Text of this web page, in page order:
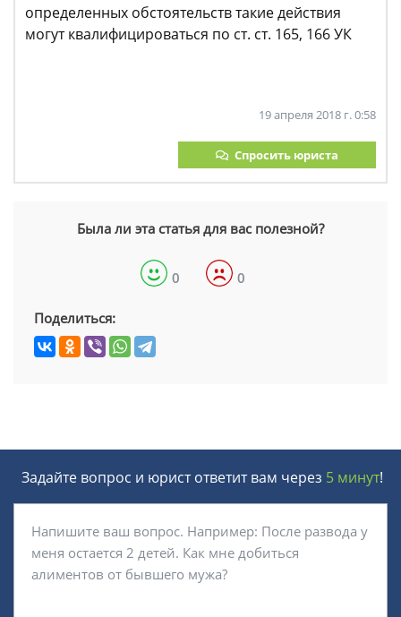
определенных обстоятельств такие действия
могут квалифицироваться по ст. ст. 165, 166 УК
19 апреля 2018 г. 0:58
Спросить юриста
Была ли эта статья для вас полезной?
0 0
Поделиться:
Задайте вопрос и юрист ответит вам через 5 минут!